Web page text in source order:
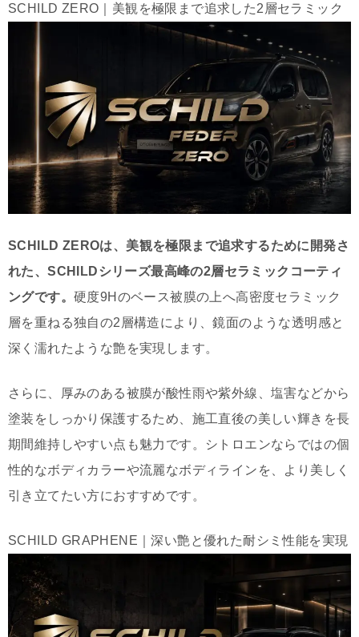
SCHILD ZERO｜美観を極限まで追求した2層セラミック
SCHILD ZEROは、美観を極限まで追求するために開発さ
れた、SCHILDシリーズ最高峰の2層セラミックコーティ
ングです。 硬度9Hのベース被膜の上へ高密度セラミック
層を重ねる独自の2層構造により、鏡面のような透明感と
深く濡れたような艶を実現します。
さらに、厚みのある被膜が酸性雨や紫外線、塩害などから
塗装をしっかり保護するため、施工直後の美しい輝きを長
期間維持しやすい点も魅力です。シトロエンならではの個
性的なボディカラーや流麗なボディラインを、より美しく
引き立てたい方におすすめです。
SCHILD GRAPHENE｜深い艶と優れた耐シミ性能を実現